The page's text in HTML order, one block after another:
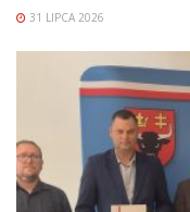
31 LIPCA 2026